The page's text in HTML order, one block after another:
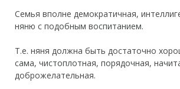
Семья вполне демократичная,
няню с подобным воспитанием.
Т.е. няня должна быть достаточно
сама, чистоплотная, порядочная,
доброжелательная.